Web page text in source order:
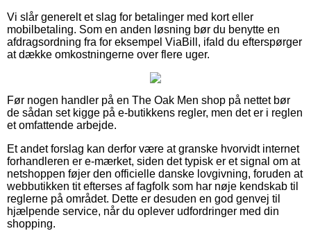
Vi slår generelt et slag for betalinger med kort eller
mobilbetaling. Som en anden løsning bør du benytte en
afdragsordning fra for eksempel ViaBill, ifald du efterspørger
at dække omkostningerne over flere uger.
Før nogen handler på en The Oak Men shop på nettet bør
de sådan set kigge på e-butikkens regler, men det er i reglen
et omfattende arbejde.
Et andet forslag kan derfor være at granske hvorvidt internet
forhandleren er e-mærket, siden det typisk er et signal om at
netshoppen føjer den officielle danske lovgivning, foruden at
webbutikken tit efterses af fagfolk som har nøje kendskab til
reglerne på området. Dette er desuden en god genvej til
hjælpende service, når du oplever udfordringer med din
shopping.